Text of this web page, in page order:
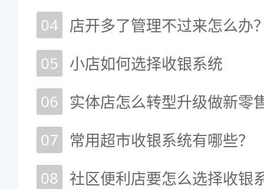
04
05
小店如何选择收银系统
06
07
常用超市收银系统有哪些？
08